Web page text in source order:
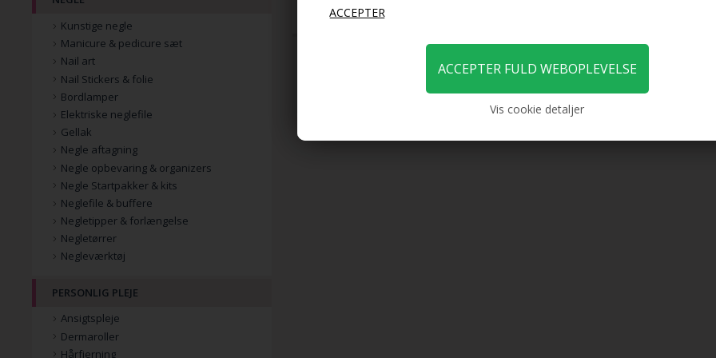
Vis cookie detaljer
Kunstige negle
Manicure & pedicure sæt
Nail art
Nail Stickers & folie
Bordlamper
Elektriske neglefile
Gellak
Negle aftagning
Negle opbevaring & organizers
Negle Startpakker & kits
Neglefile & buffere
Negletipper & forlængelse
Negletørrer
Negleværktøj
PERSONLIG PLEJE
Ansigtspleje
Dermaroller
Hårfjerning